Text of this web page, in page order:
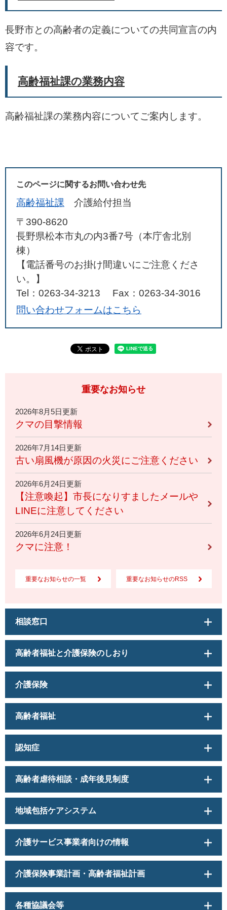
長野市との高齢者の定義についての共同宣言の内
容です。
高齢福祉課の業務内容
高齢福祉課の業務内容についてご案内します。
このページに関するお問い合わせ先
高齢福祉課
介護給付担当
〒390-8620
長野県松本市丸の内3番7号（本庁舎北別
棟）
【電話番号のお掛け間違いにご注意くださ
い。】
Tel：0263-34-3213
Fax：0263-34-3016
問い合わせフォームはこちら
重要なお知らせ
2026年8月5日更新
クマの目撃情報
2026年7月14日更新
古い扇風機が原因の火災にご注意ください
2026年6月24日更新
【注意喚起】市長になりすましたメールや
LINEに注意してください
2026年6月24日更新
クマに注意！
重要なお知らせの一覧 重要なお知らせのRSS
相談窓口
高齢者福祉と介護保険のしおり
介護保険
高齢者福祉
認知症
高齢者虐待相談・成年後見制度
地域包括ケアシステム
介護サービス事業者向けの情報
介護保険事業計画・高齢者福祉計画
各種協議会等